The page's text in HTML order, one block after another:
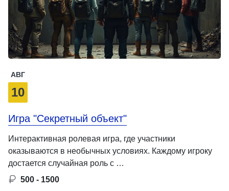
АВГ
10
Игра "Секретный объект"
Интерактивная ролевая игра, где участники
оказываются в необычных условиях. Каждому игроку
достается случайная роль с …
500 - 1500